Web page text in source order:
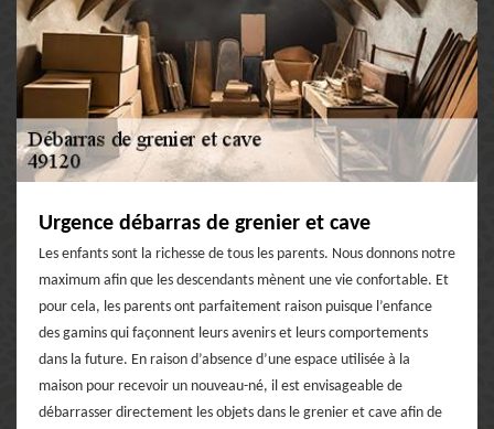
Urgence débarras de grenier et cave
Les enfants sont la richesse de tous les parents. Nous donnons notre
maximum afin que les descendants mènent une vie confortable. Et
pour cela, les parents ont parfaitement raison puisque l’enfance
des gamins qui façonnent leurs avenirs et leurs comportements
dans la future. En raison d’absence d’une espace utilisée à la
maison pour recevoir un nouveau-né, il est envisageable de
débarrasser directement les objets dans le grenier et cave afin de